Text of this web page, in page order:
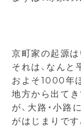
京町家の起源
それは、なんと
およそ1000年
地方から出て
が、大路・小
がはじまりです